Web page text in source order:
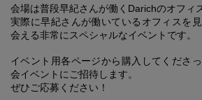
会場は普段早紀さんが働くDarichのオフィ
実際に早紀さんが働いているオフィスを
会える非常にスペシャルなイベントです。
イベント用各ページから購入してくださ
会イベントにご招待します。
ぜひご応募ください！